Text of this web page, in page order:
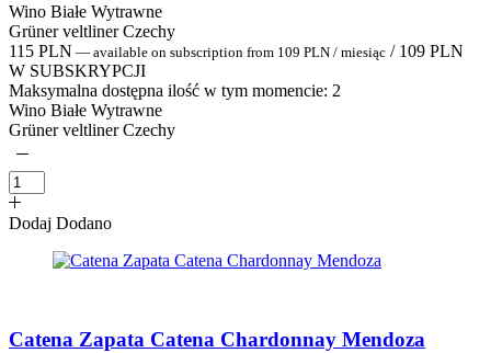
Wino Białe Wytrawne
Grüner veltliner Czechy
115 PLN — available on subscription from 109 PLN / miesiąc / 109 PLN
W SUBSKRYPCJI
Maksymalna dostępna ilość w tym momencie: 2
Wino Białe Wytrawne
Grüner veltliner Czechy
Dodaj Dodano
Catena Zapata Catena Chardonnay Mendoza